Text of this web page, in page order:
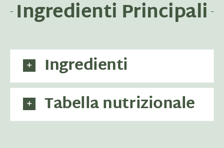
Ingredienti Principali
Ingredienti
Tabella nutrizionale